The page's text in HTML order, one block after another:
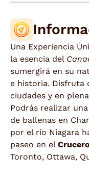
Una Experiencia
la esencia del
sumergirá en su
e historia. Disfruta
ciudades y en
Podrás realizar
de ballenas en
por el río Niagara
paseo en el
Toronto, Ottawa,